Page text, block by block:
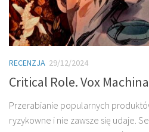
RECENZJA 29/12/2024
Critical Role. Vox
Przerabianie popularnych
ryzykowne i nie zawsze się udaje.